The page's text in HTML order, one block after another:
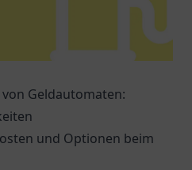
Geldautomaten:
und Optionen beim